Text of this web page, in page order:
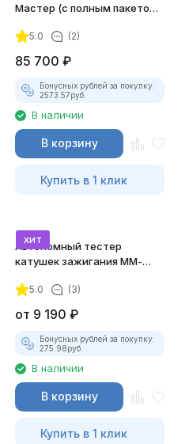
Мастер (с полным пакетом
5.0 (2)
85 700 ₽
Бонусных рублей за покупку:
2573.57руб.
В наличии
В корзину
Купить в 1 клик
хит
Автономный тестер
катушек зажигания ММ-
комплект)
5.0 (3)
от 9 190 ₽
Бонусных рублей за покупку:
275.98руб.
В наличии
В корзину
Купить в 1 клик